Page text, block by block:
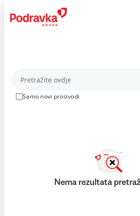
content
Proizvodi
Samo novi proizvodi
Nema rezultata